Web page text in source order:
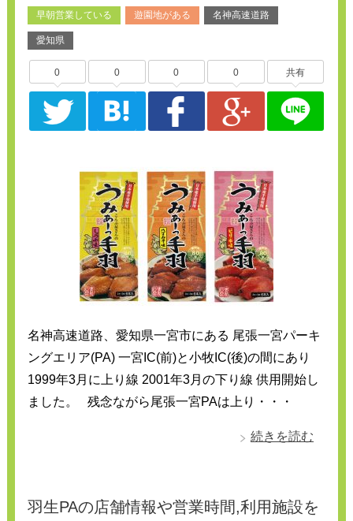
早朝営業している 遊園地がある 名神高速道路
愛知県
0 0 0 0 共有
名神高速道路、愛知県一宮市にある 尾張一宮パーキ
ングエリア(PA) 一宮IC(前)と小牧IC(後)の間にあり
1999年3月に上り線 2001年3月の下り線 供用開始し
ました。 残念ながら尾張一宮PAは上り・・・
続きを読む
羽生PAの店舗情報や営業時間,利用施設を